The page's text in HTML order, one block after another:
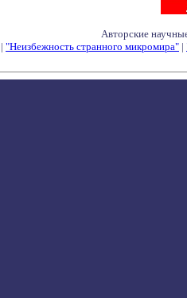
Авторские
| "Неизбежность странного микромира" |